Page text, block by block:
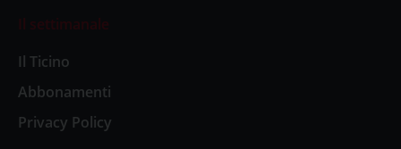
Il settimanale
Il Ticino
Abbonamenti
Privacy Policy